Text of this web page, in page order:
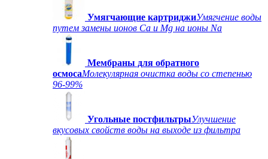
Умягчающие картриджиУмягчение воды
путем замены ионов Ca и Mg на ионы Na
Мембраны для обратного
осмосаМолекулярная очистка воды со степенью
96-99%
Угольные постфильтрыУлучшение
вкусовых свойств воды на выходе из фильтра